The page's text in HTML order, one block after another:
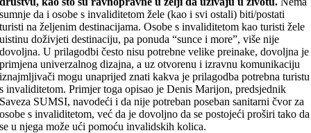
sumnje da i osobe s invaliditetom žele (kao i svi ostali) biti/postati
turisti na željenim destinacijama. Osobe s invaliditetom kao turisti žele
uistinu doživjeti destinaciju, pa ponuda “sunce i more”, više nije
dovoljna. U prilagodbi često nisu potrebne velike preinake, dovoljna je
primjena univerzalnog dizajna, a uz otvorenu i izravnu komunikaciju
iznajmljivači mogu unaprijed znati kakva je prilagodba potrebna turistu
s invaliditetom. Primjer toga opisao je Denis Marijon, predsjednik
Saveza SUMSI, navodeći i da nije potreban poseban sanitarni čvor za
osobe s invaliditetom, već da je dovoljno da se postojeći proširi tako da
se u njega može ući pomoću invalidskih kolica.